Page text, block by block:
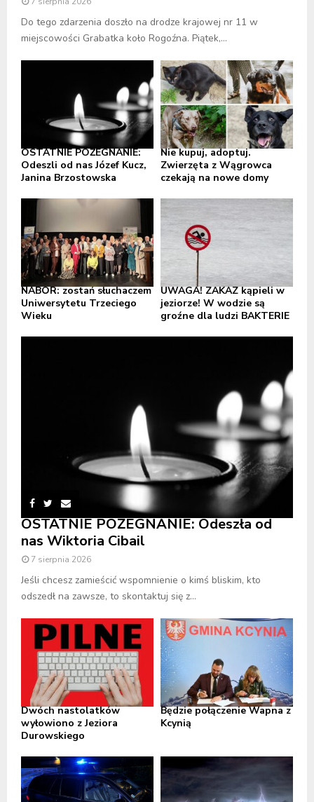
Do tego zdarzenia doszło na drodze krajowej nr 11 w
miejscowości Grabatka koło Rogoźna. Piątek,...
OSTATNIE POŻEGNANIE:
Odeszli od nas Józef Kucz,
Janina Brzostowska
Nie kupuj, adoptuj.
Zwierzęta z Wągrowca
czekają na nowe domy
NABÓR: zostań słuchaczem
Uniwersytetu Trzeciego
Wieku
UWAGA! ZAKAZ kąpieli w
jeziorze! W wodzie są
groźne dla ludzi BAKTERIE
OSTATNIE POŻEGNANIE: Odeszła od
nas Wiktoria Cibail
7 sierpnia 2026
Jeśli chcesz zamieścić wspomnienie o kimś bliskim, kto
odszedł na zawsze, to skontaktuj się z...
Dwóch nastolatków
wyłowiono z Jeziora
Durowskiego
Będzie połączenie Wapna z
Kcynią